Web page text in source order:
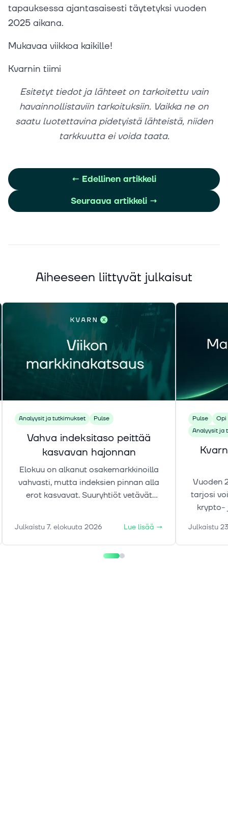
tapauksessa ajantasaisesti täytetyksi vuoden
2025 aikana.
Mukavaa viikkoa kaikille!
Kvarnin tiimi
Esitetyt tiedot ja lähteet on tarkoitettu vain
havainnollistaviin tarkoituksiin. Vaikka ne on
saatu luotettavina pidetyistä lähteistä, niiden
tarkkuutta ei voida taata.
← Edellinen artikkeli
Seuraava artikkeli →
Aiheeseen liittyvät julkaisut
Analyysit ja tutkimukset Pulse
Vahva indeksitaso peittää
kasvavan hajonnan
Elokuu on alkanut osakemarkkinoilla
vahvasti, mutta indeksien pinnan alla
erot kasvavat. Suuryhtiöt vetävät
Julkaistu 7. elokuuta 2026 Lue lisää →
Pulse
Opi
Analyysit ja
Vuoden
tarjosi
krypto-
Julkaistu